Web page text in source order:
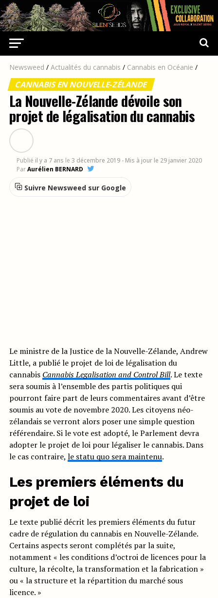
Newsweed / Actualités du cannabis / Cannabis en Océanie /
CANNABIS EN NOUVELLE-ZÉLANDE
La Nouvelle-Zélande dévoile son
projet de légalisation du cannabis
Publié il y a 7 ans le 3 décembre 2019 - Mis à jour le 29 janvier 2020
ParAurélien BERNARD
Suivre Newsweed sur Google
Le ministre de la Justice de la Nouvelle-Zélande, Andrew
Little, a publié le projet de loi de légalisation du
cannabis Cannabis Legalisation and Control Bill. Le texte
sera soumis à l’ensemble des partis politiques qui
pourront faire part de leurs commentaires avant d’être
soumis au vote de novembre 2020. Les citoyens néo-
zélandais se verront alors poser une simple question
référendaire. Si le vote est adopté, le Parlement devra
adopter le projet de loi pour légaliser le cannabis. Dans
le cas contraire, le statu quo sera maintenu.
Les premiers éléments du
projet de loi
Le texte publié décrit les premiers éléments du futur
cadre de régulation du cannabis en Nouvelle-Zélande.
Certains aspects seront complétés par la suite,
notamment « les conditions d’octroi de licences pour la
culture, la récolte, la transformation et la fabrication »
ou « la structure et la répartition du marché sous
licence. »